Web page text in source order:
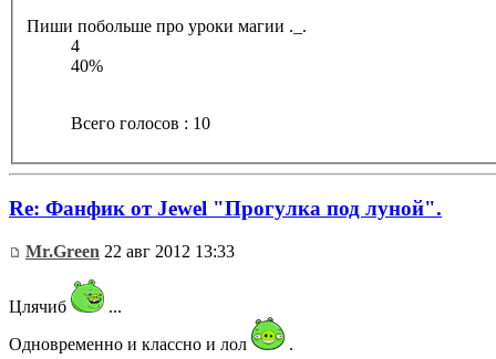
Пиши побольше про уроки магии ._.
4
40%
Всего голосов : 10
Re: Фанфик от Jewel "Прогулка под луной".
Mr.Green 22 авг 2012 13:33
Цлячиб
...
Одновременно и классно и лол
.